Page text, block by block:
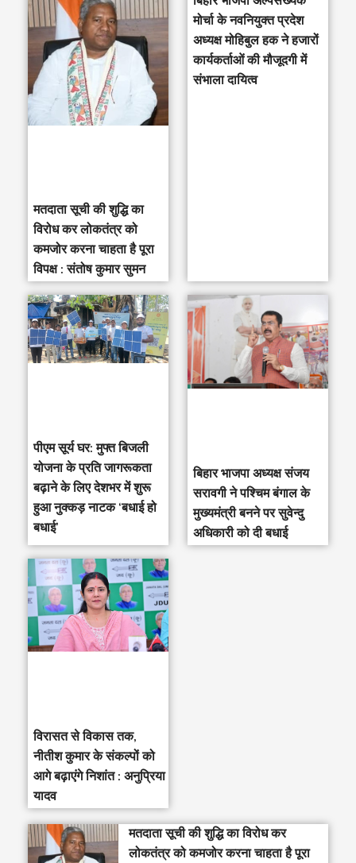
मतदाता सूची की शुद्धि का
विरोध कर लोकतंत्र को
कमजोर करना चाहता है पूरा
विपक्ष : संतोष कुमार सुमन
मोर्चा के नवनियुक्त प्रदेश
अध्यक्ष मोहिबुल हक ने हजारों
कार्यकर्ताओं की मौजूदगी में
संभाला दायित्व
पीएम सूर्य घर: मुफ्त बिजली
योजना के प्रति जागरूकता
बढ़ाने के लिए देशभर में शुरू
हुआ नुक्कड़ नाटक ‘बधाई हो
बधाई’
‎बिहार भाजपा अध्यक्ष संजय
सरावगी ने पश्चिम बंगाल के
मुख्यमंत्री बनने पर सुवेन्दु
अधिकारी को दी बधाई
विरासत से विकास तक,
नीतीश कुमार के संकल्पों को
आगे बढ़ाएंगे निशांत : अनुप्रिया
यादव
मतदाता सूची की शुद्धि का विरोध कर
लोकतंत्र को कमजोर करना चाहता है पूरा